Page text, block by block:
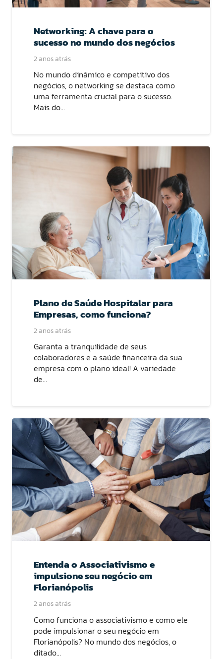
Networking: A chave para o
sucesso no mundo dos negócios
2 anos atrás
No mundo dinâmico e competitivo dos
negócios, o networking se destaca como
uma ferramenta crucial para o sucesso.
Mais do…
Plano de Saúde Hospitalar para
Empresas, como funciona?
2 anos atrás
Garanta a tranquilidade de seus
colaboradores e a saúde financeira da sua
empresa com o plano ideal! A variedade
de…
Entenda o Associativismo e
impulsione seu negócio em
Florianópolis
2 anos atrás
Como funciona o associativismo e como ele
pode impulsionar o seu negócio em
Florianópolis? No mundo dos negócios, o
ditado…